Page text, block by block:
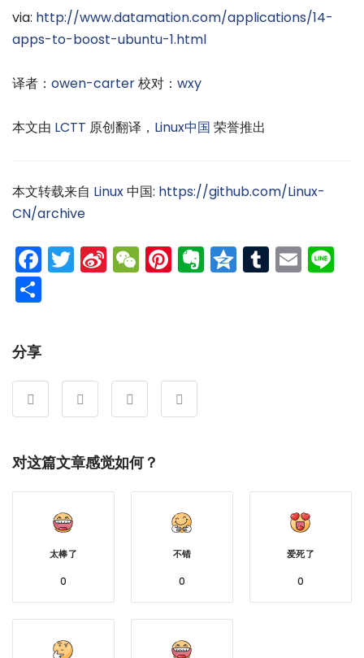
via: http://www.datamation.com/applications/14-
apps-to-boost-ubuntu-1.html
译者： owen-carter校对： wxy
本文由 LCTT 原创翻译， Linux中国 荣誉推出
本文转载来自 Linux中国: https://github.com/Linux-
CN/archive
Facebook
Twitter
SinaWeChat
Pinterest
Evernote
Qzone
Tumblr
分享
对这篇文章感觉如何？
太棒了
0
不错
0
爱死了
0